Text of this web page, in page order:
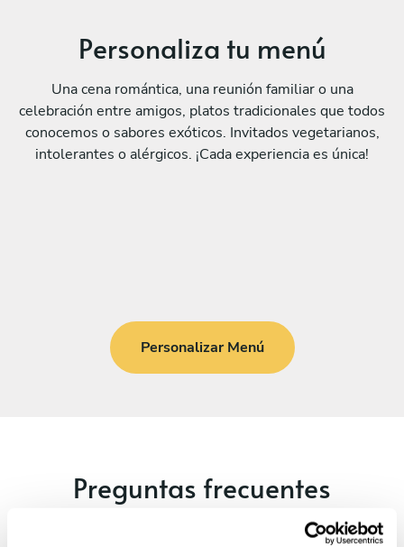
Personaliza tu menú
Una cena romántica, una reunión familiar o una
celebración entre amigos, platos tradicionales que todos
conocemos o sabores exóticos. Invitados vegetarianos,
intolerantes o alérgicos. ¡Cada experiencia es única!
Personalizar Menú
Preguntas frecuentes
Estas son las preguntas más frecuentes sobre Chef a